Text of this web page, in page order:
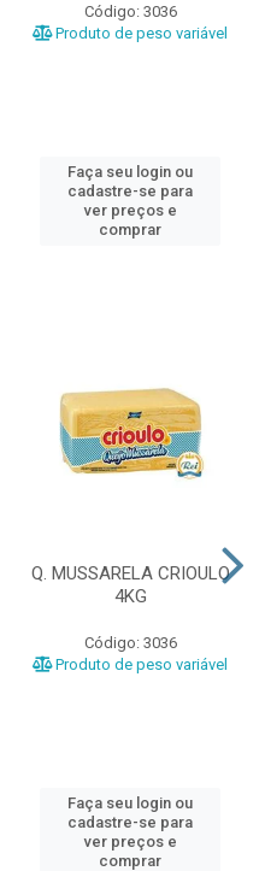
Código: 3036
Produto de peso variável
Faça seu login ou
cadastre-se para
ver preços e
comprar
Q. MUSSARELA CRIOULO
4KG
Código: 3036
Produto de peso variável
Faça seu login ou
cadastre-se para
ver preços e
comprar